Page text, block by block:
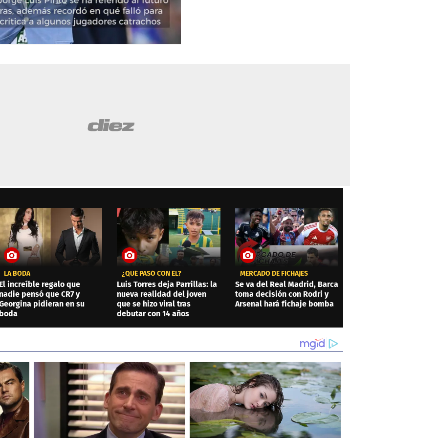
LA BODA
El increíble regalo que
nadie pensó que CR7 y
pidieran en su
boda
¿QUÉ PASÓ CON ÉL?
Luis Torres deja Parrillas: la
nueva realidad del joven
que se hizo viral tras
debutar con 14 años
MERCADO DE FICHAJES
Se va del Real Madrid, Barca
toma decisión con Rodri y
Arsenal hará fichaje bomba